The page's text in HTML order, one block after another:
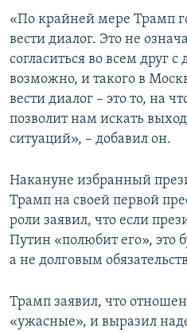
«По крайней мере Трамп
вести диалог. Это не
согласиться во всем друг
возможно, и такого в
вести диалог – это то, на
позволит нам искать
ситуаций», – добавил он.
Накануне избранный
Трамп на своей первой
роли заявил, что если
Путин «полюбит его», это
а не долговым
Трамп заявил, что
«ужасные», и выразил